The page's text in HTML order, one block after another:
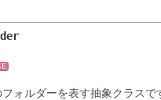
ォルダーを表す抽象クラスで